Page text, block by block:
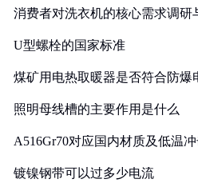
消费者对洗衣机的核心需求调研
U型螺栓的国家标准
煤矿用电热取暖器是否符合防爆
照明母线槽的主要作用是什么
A516Gr70对应国内材质及低温
镀镍钢带可以过多少电流